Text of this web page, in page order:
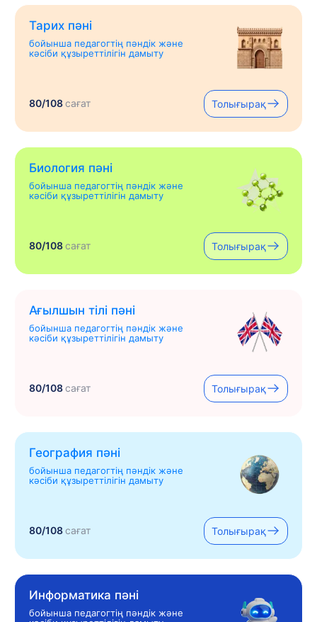
Тарих пәні
бойынша педагогтің пәндік және
кәсіби құзыреттілігін дамыту
80/108сағат Толығырақ
Биология пәні
бойынша педагогтің пәндік және
кәсіби құзыреттілігін дамыту
80/108сағат Толығырақ
Ағылшын тілі пәні
бойынша педагогтің пәндік және
кәсіби құзыреттілігін дамыту
80/108сағат Толығырақ
География пәні
бойынша педагогтің пәндік және
кәсіби құзыреттілігін дамыту
80/108сағат Толығырақ
Информатика пәні
бойынша педагогтің пәндік және